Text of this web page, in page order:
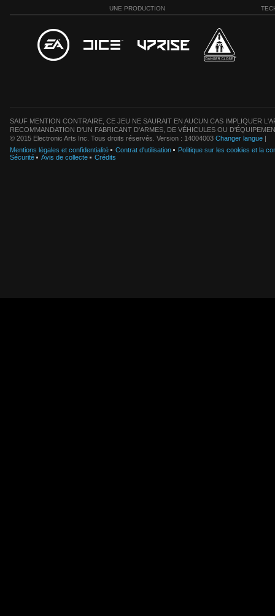
UNE PRODUCTION
SAUF MENTION CONTRAIRE, CE JEU NE SAURAIT EN AUCUN CAS IMPLIQUER
RECOMMANDATION D'UN FABRICANT D'ARMES, DE VÉHICULES OU
© 2015 Electronic Arts Inc. Tous droits réservés. Version : 14004003 Changer langue |
Mentions légales et confidentialité
Contrat d'utilisation
Politique sur les cookies et la
Sécurité
Avis de collecte Crédits